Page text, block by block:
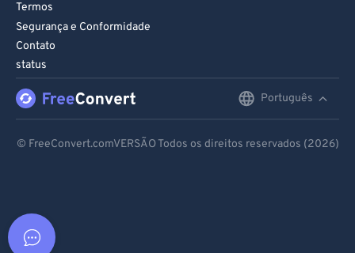
Termos
Segurança e Conformidade
Contato
status
Português
© FreeConvert.comVERSÃO Todos os direitos reservados (2026)